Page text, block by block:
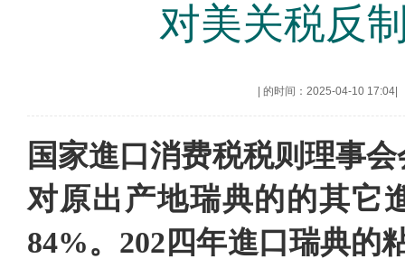
对美关税反
的时间：2025-04-10 17:04
国家進口消费税税则理事
对原出产地瑞典的的其它
84%。202四年進口瑞典的